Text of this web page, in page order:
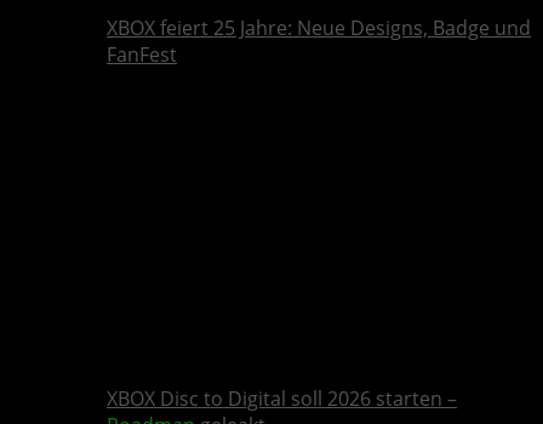
XBOX feiert 25 Jahre: Neue Designs, Badge und
FanFest
XBOX Disc to Digital soll 2026 starten –